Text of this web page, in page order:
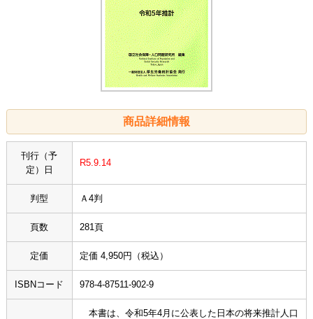
商品詳細情報
刊行（予
定）日
R5.9.14
判型 Ａ4判
頁数 281頁
定価 定価 4,950円（税込）
ISBNコード 978-4-87511-902-9
本書は、令和5年4月に公表した日本の将来推計人口